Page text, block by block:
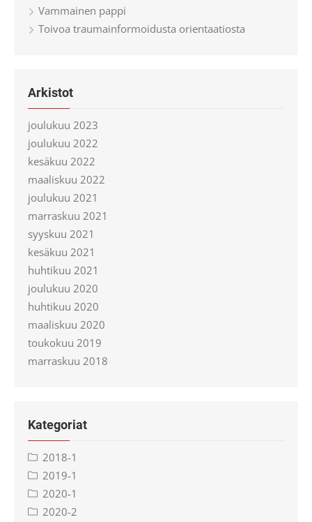
Vammainen pappi
Toivoa traumainformoidusta orientaatiosta
Arkistot
joulukuu 2023
joulukuu 2022
kesäkuu 2022
maaliskuu 2022
joulukuu 2021
marraskuu 2021
syyskuu 2021
kesäkuu 2021
huhtikuu 2021
joulukuu 2020
huhtikuu 2020
maaliskuu 2020
toukokuu 2019
marraskuu 2018
Kategoriat
2018-1
2019-1
2020-1
2020-2